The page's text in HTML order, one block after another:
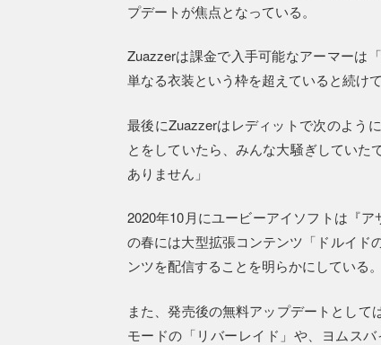
プデートが焦点となっている。
Zuazzerは課金で入手可能なアーマーは
単なる衣装という枠を超えていると続けて
最後にZuazzerはレディットで次のよう
とをしていたら、みんな大騒ぎしてい
ありません」
2020年10月にユービーアイソフトは『
の春には大型拡張コンテンツ「ドルイド
ンツを配信することを明らかにしている。
また、発売後の無料アップデートとし
モードの「リバーレイド」や、ヨムス